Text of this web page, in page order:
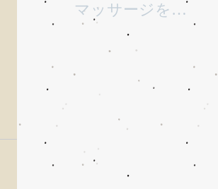
マッサージを行
います。
「
と
う
ま